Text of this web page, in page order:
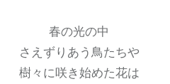
春の光の中
さえずりあう鳥たちや
樹々に咲き始めた花は